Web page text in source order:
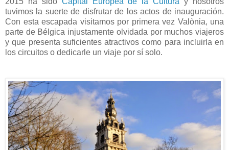
tuvimos la suerte de disfrutar de los actos de inauguración.
Con esta escapada visitamos por primera vez Valònia, una
parte de Bélgica injustamente olvidada por muchos viajeros
y que presenta suficientes atractivos como para incluirla en
los circuitos o dedicarle un viaje por sí solo.